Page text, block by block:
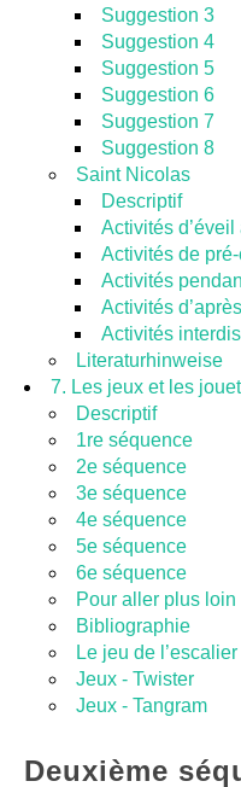
Suggestion 3
Suggestion 4
Suggestion 5
Suggestion 6
Suggestion 7
Suggestion 8
Saint Nicolas
Descriptif
Activités
Activités de
Activités
Activités
Activités
Literaturhinweise
7. Les jeux et les
Descriptif
1re séquence
2e séquence
3e séquence
4e séquence
5e séquence
6e séquence
Pour aller plus loin
Bibliographie
Le jeu de l’escalier
Jeux - Twister
Jeux - Tangram
Deuxième